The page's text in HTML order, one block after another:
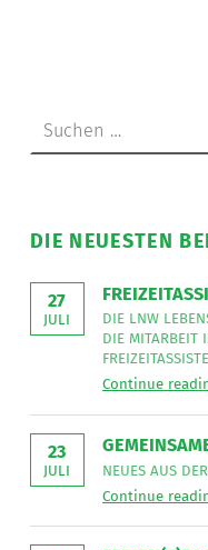
DIE NEUESTEN
27
JULI
DIE LNW
DIE MITARBEIT
Continue
23
JULI
NEUES AUS
Continue